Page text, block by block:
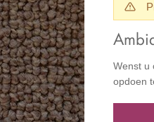
Wenst u
opdoen